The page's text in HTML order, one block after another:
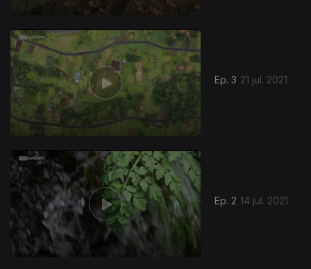
Ep. 3 21 jul. 2021
Ep. 2 14 jul. 2021
556587